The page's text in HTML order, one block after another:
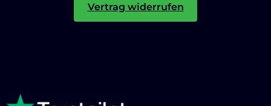
Vertrag widerrufen